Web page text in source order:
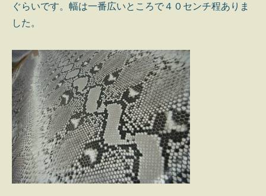
ぐらいです。幅は一番広いところで４０センチ程ありま
した。